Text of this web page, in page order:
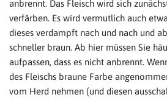
anbrennt. Das Fleisch wird sich
verfärben. Es wird vermutlich auch
dieses verdampft nach und nach und
schneller braun. Ab hier müssen Sie
aufpassen, dass es nicht anbrennt.
des Fleischs braune Farbe
vom Herd nehmen (und diesen